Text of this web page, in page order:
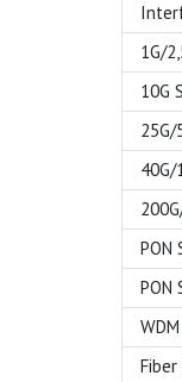
1G/
10G
25G/
40G/
PON
PON